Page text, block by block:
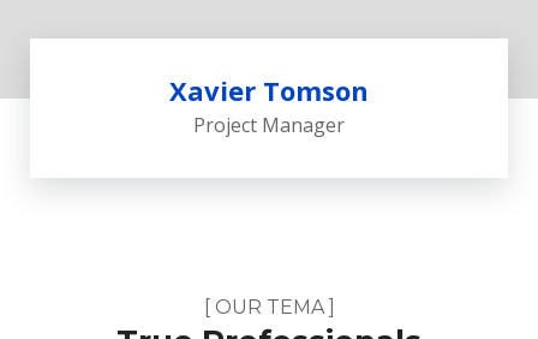
Xavier Tomson
Project Manager
[ OUR TEMA ]